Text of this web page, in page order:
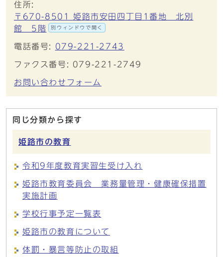
住所:
〒670-8501 姫路市安田四丁目1番地 北別
館 5階
別ウィンドウで開く
電話番号: 079-221-2743
ファクス番号: 079-221-2749
お問い合わせフォーム
同じ分類から探す
姫路市の教育
令和9年度教育実習生受け入れ
姫路市教育委員会 業務量管理・健康確保措置
実施計画
学校行事予定一覧表
姫路市の教育について
体罰・暴言等防止の取組